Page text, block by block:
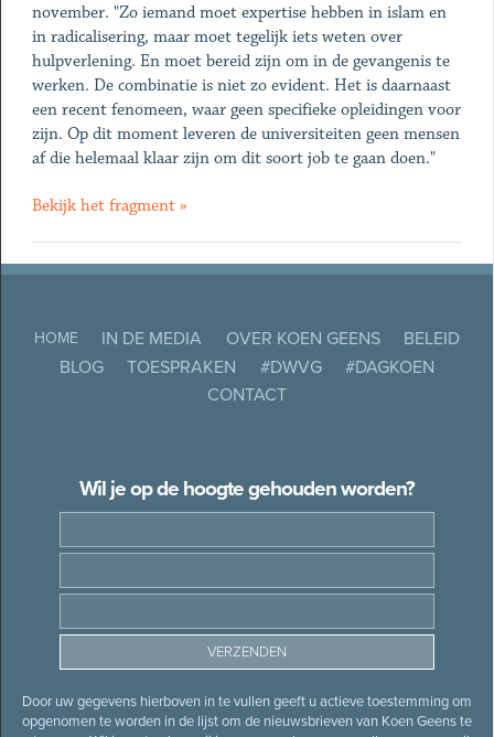
november. "Zo iemand moet expertise hebben in islam en
in radicalisering, maar moet tegelijk iets weten over
hulpverlening. En moet bereid zijn om in de gevangenis te
werken. De combinatie is niet zo evident. Het is daarnaast
een recent fenomeen, waar geen specifieke opleidingen voor
zijn. Op dit moment leveren de universiteiten geen mensen
af die helemaal klaar zijn om dit soort job te gaan doen."
Bekijk het fragment »
HOME IN DE MEDIA OVER KOEN GEENS
BELEID
BLOG
TOESPRAKEN #DWVG
#DAGKOEN
CONTACT
Wil je op de hoogte gehouden worden?
Door uw gegevens hierboven in te vullen geeft u actieve toestemming om
opgenomen te worden in de lijst om de nieuwsbrieven van Koen Geens te